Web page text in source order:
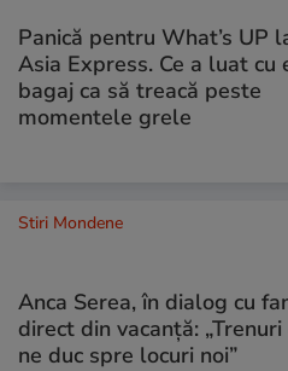
Panică pentru What’s UP
Asia Express. Ce a luat cu
bagaj ca să treacă peste
momentele grele
Stiri Mondene
Anca Serea, în dialog cu
direct din vacanță: „Trenuri
ne duc spre locuri noi”